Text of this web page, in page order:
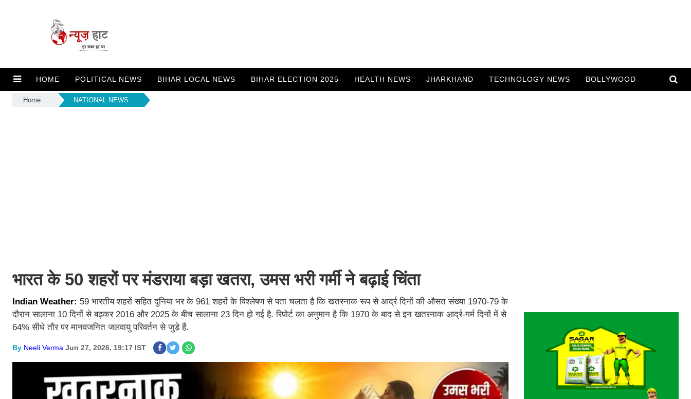
HOME POLITICAL NEWS BIHAR LOCAL NEWS BIHAR ELECTION 2025 HEALTH NEWS JHARKHAND TECHNOLOGY NEWS BOLLYWOOD
Home NATIONAL NEWS
भारत के 50 शहरों पर मंडराया बड़ा खतरा, उमस भरी गर्मी ने बढ़ाई चिंता
Indian Weather: 59 भारतीय शहरों सहित दुनिया भर के 961 शहरों के विश्लेषण से पता चलता है कि खतरनाक रूप से आर्द्र दिनों की औसत संख्या 1970-79 के
दौरान सालाना 10 दिनों से बढ़कर 2016 और 2025 के बीच सालाना 23 दिन हो गई है. रिपोर्ट का अनुमान है कि 1970 के बाद से इन खतरनाक आर्द्र-गर्म दिनों में से
64% सीधे तौर पर मानवजनित जलवायु परिवर्तन से जुड़े हैं.
By Neeli Verma Jun 27, 2026, 19:17 IST